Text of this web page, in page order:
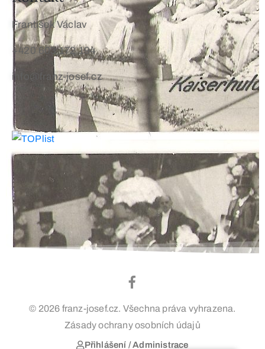
František Václav
+420 603 172 194
info@franz-josef.cz
© 2026 franz-josef.cz. Všechna práva vyhrazena.
Zásady ochrany osobních údajů
Přihlášení / Administrace